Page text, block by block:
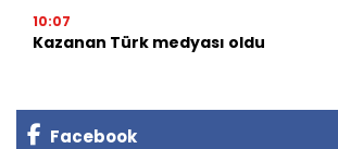
10:07
Kazanan Türk medyası oldu
Facebook